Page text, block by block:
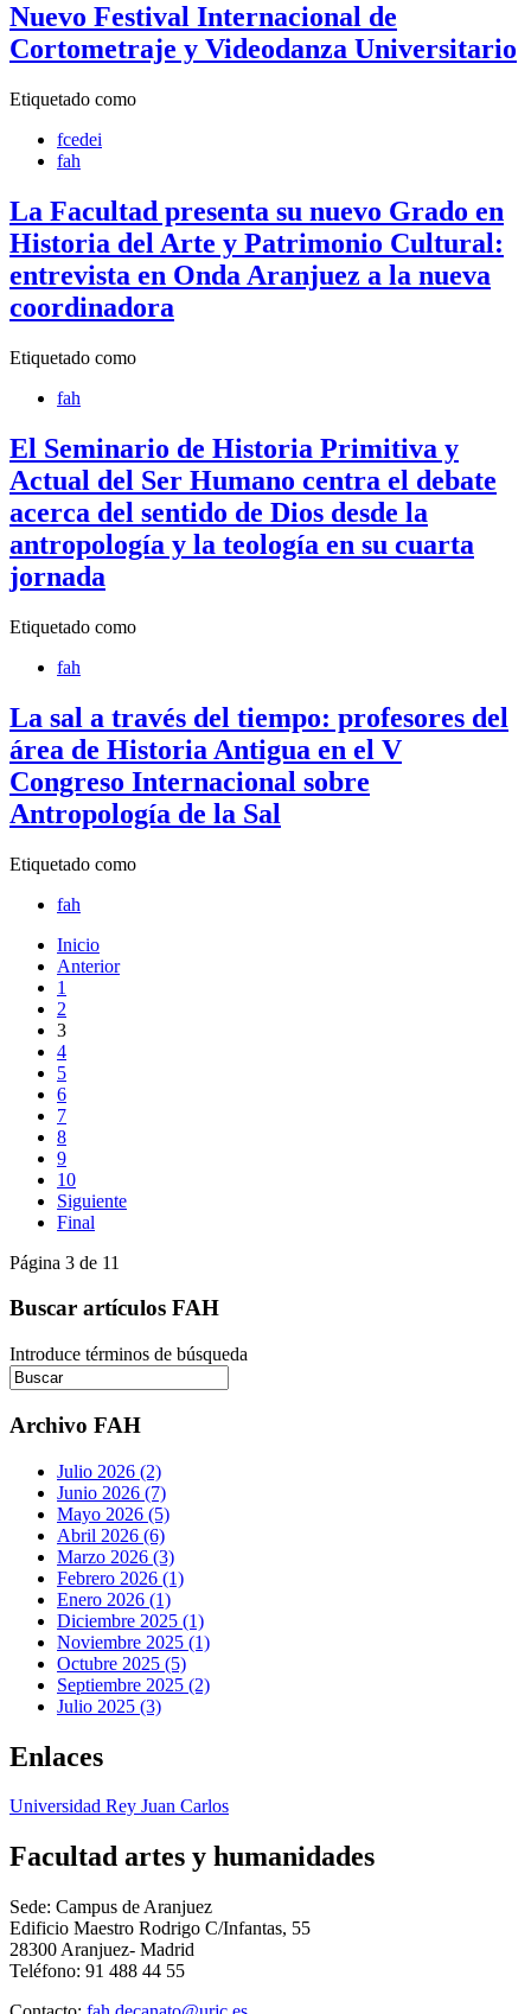
Nuevo Festival Internacional de
Cortometraje y Videodanza Universitario
Etiquetado como
fcedei
fah
La Facultad presenta su nuevo Grado en
Historia del Arte y Patrimonio Cultural:
entrevista en Onda Aranjuez a la nueva
coordinadora
Etiquetado como
fah
El Seminario de Historia Primitiva y
Actual del Ser Humano centra el debate
acerca del sentido de Dios desde la
antropología y la teología en su cuarta
jornada
Etiquetado como
fah
La sal a través del tiempo: profesores del
área de Historia Antigua en el V
Congreso Internacional sobre
Antropología de la Sal
Etiquetado como
fah
Inicio
Anterior
1
2
3
4
5
6
7
8
9
10
Siguiente
Final
Página 3 de 11
Buscar artículos FAH
Introduce términos de búsqueda
Archivo FAH
Julio 2026 (2)
Junio 2026 (7)
Mayo 2026 (5)
Abril 2026 (6)
Marzo 2026 (3)
Febrero 2026 (1)
Enero 2026 (1)
Diciembre 2025 (1)
Noviembre 2025 (1)
Octubre 2025 (5)
Septiembre 2025 (2)
Julio 2025 (3)
Enlaces
Universidad Rey Juan Carlos
Facultad artes y humanidades
Sede: Campus de Aranjuez
Edificio Maestro Rodrigo C/Infantas, 55
28300 Aranjuez- Madrid
Teléfono: 91 488 44 55